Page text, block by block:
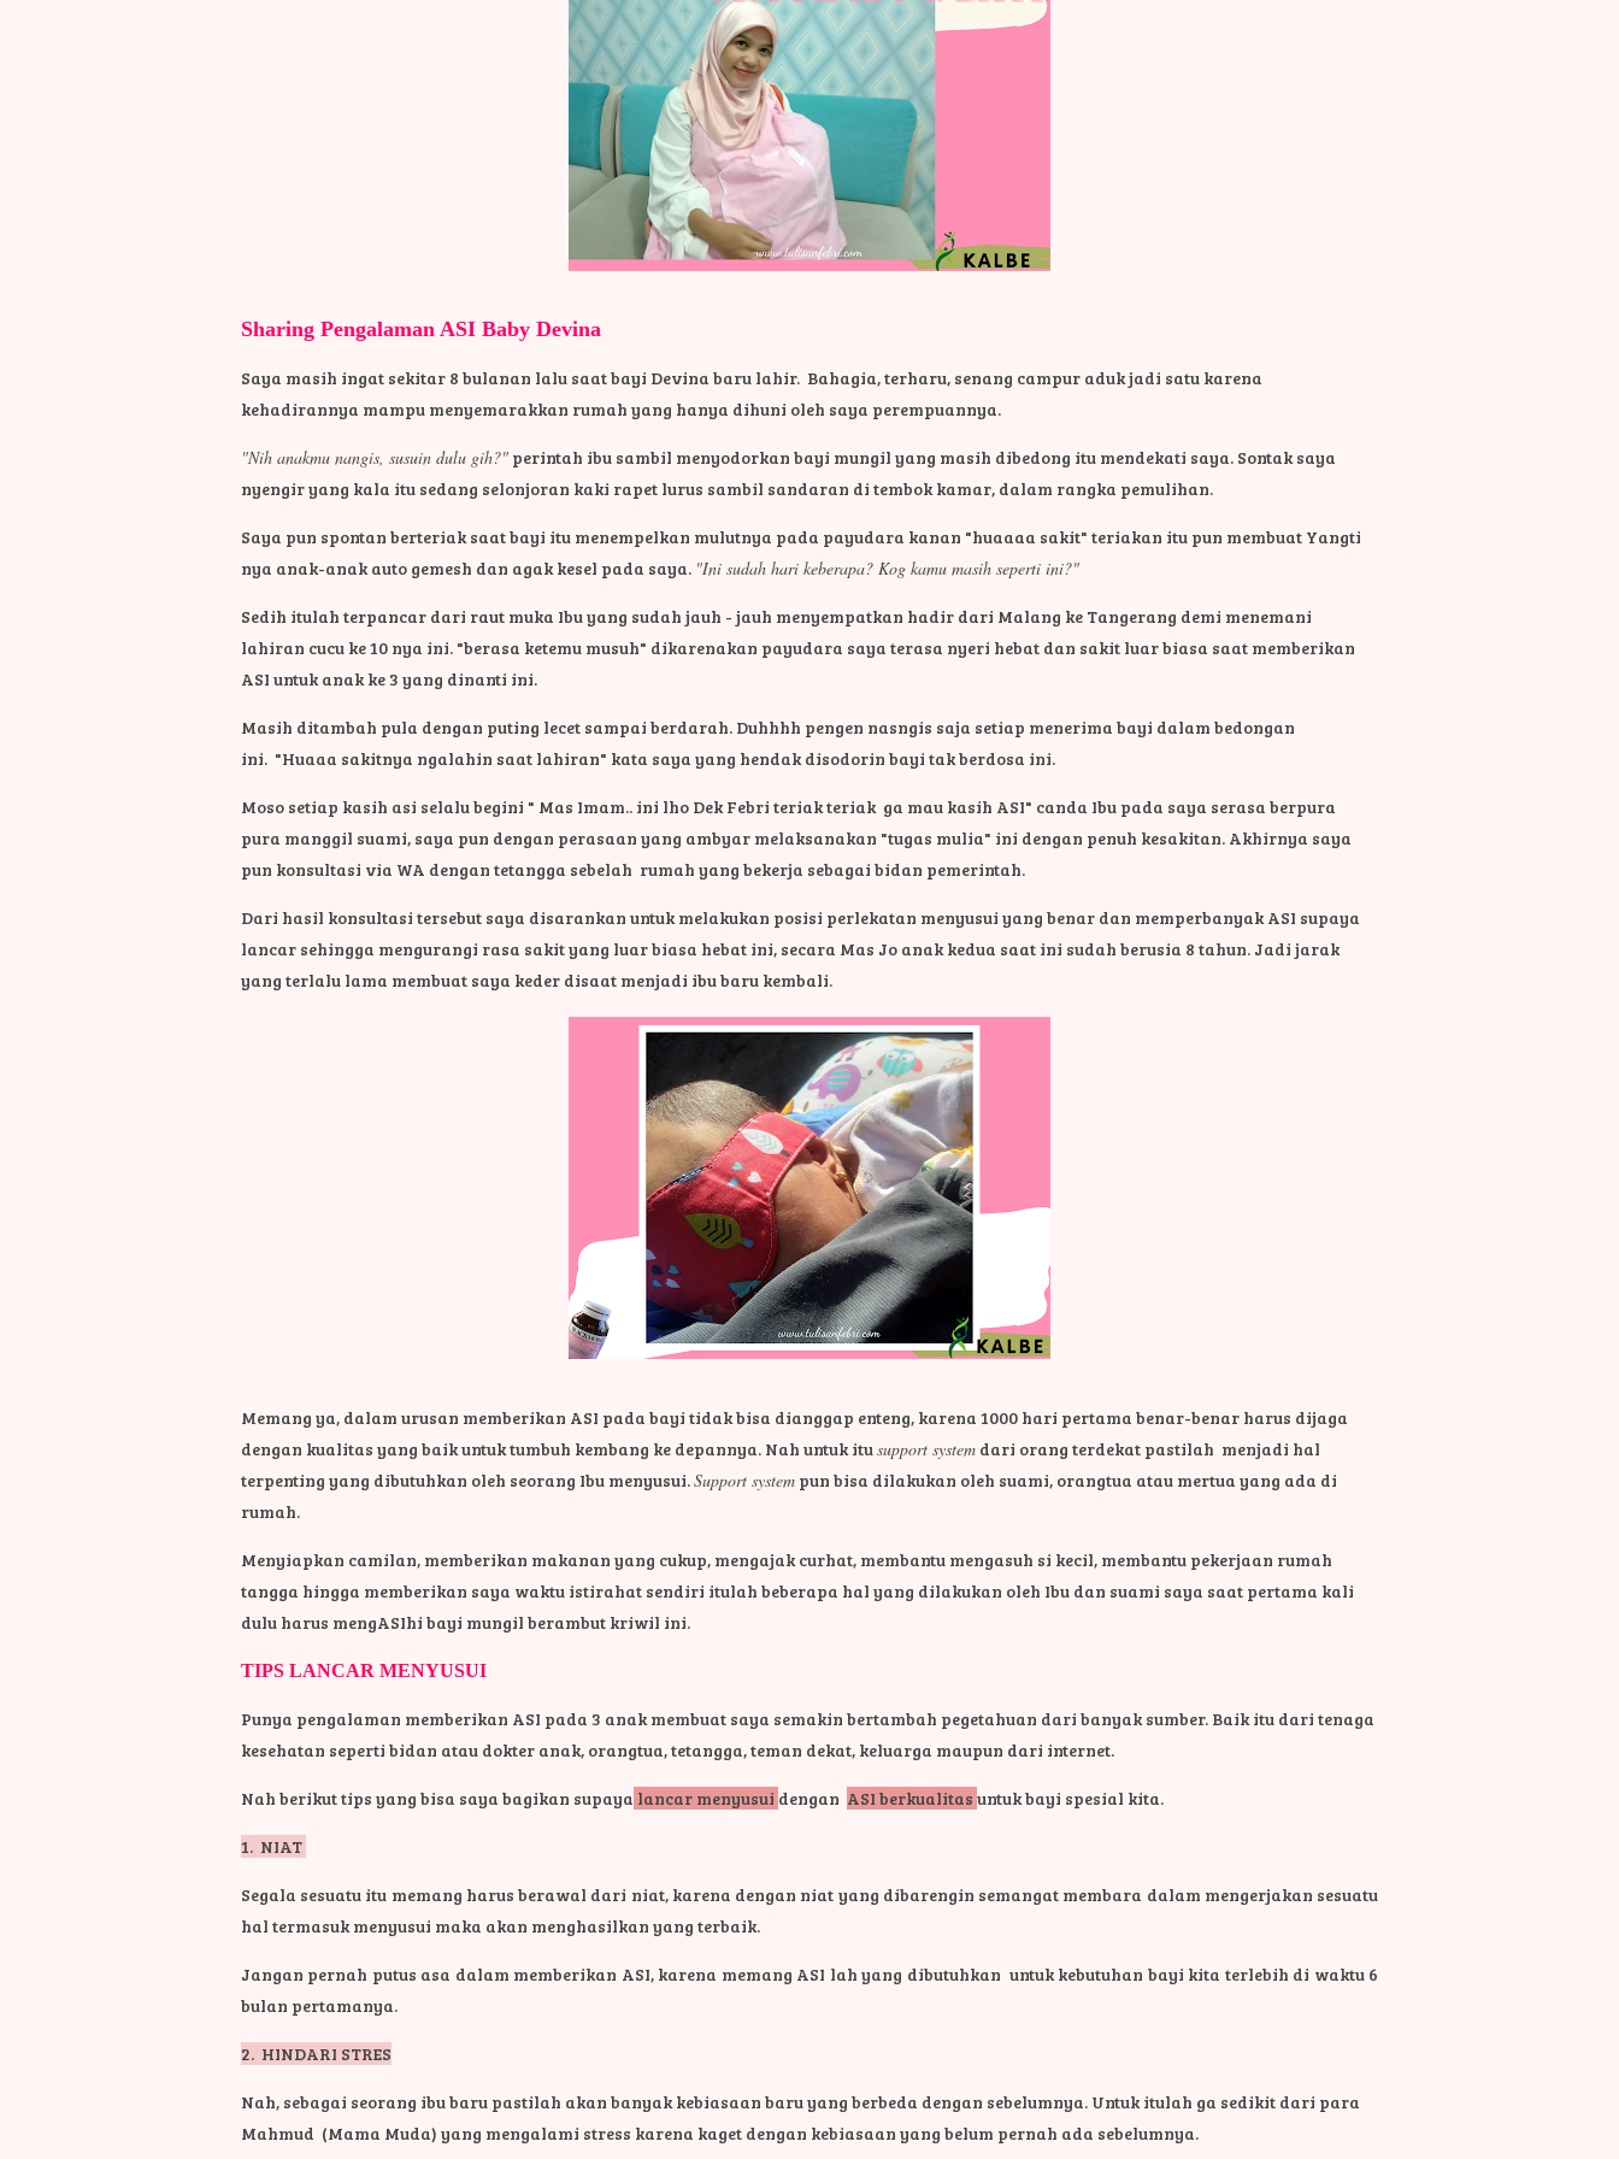
Sharing Pengalaman ASI Baby Devina
Saya masih ingat sekitar 8 bulanan lalu saat bayi Devina baru lahir. Bahagia, terharu, senang campur aduk jadi satu karena
kehadirannya mampu menyemarakkan rumah yang hanya dihuni oleh saya perempuannya.
"Nih anakmu nangis, susuin dulu gih?" perintah ibu sambil menyodorkan bayi mungil yang masih dibedong itu mendekati saya. Sontak saya
nyengir yang kala itu sedang selonjoran kaki rapet lurus sambil sandaran di tembok kamar, dalam rangka pemulihan.
Saya pun spontan berteriak saat bayi itu menempelkan mulutnya pada payudara kanan "huaaaa sakit" teriakan itu pun membuat Yangti
nya anak-anak auto gemesh dan agak kesel pada saya. "Ini sudah hari keberapa? Kog kamu masih seperti ini?"
Sedih itulah terpancar dari raut muka Ibu yang sudah jauh - jauh menyempatkan hadir dari Malang ke Tangerang demi menemani
lahiran cucu ke 10 nya ini. "berasa ketemu musuh" dikarenakan payudara saya terasa nyeri hebat dan sakit luar biasa saat memberikan
ASI untuk anak ke 3 yang dinanti ini.
Masih ditambah pula dengan puting lecet sampai berdarah. Duhhhh pengen nasngis saja setiap menerima bayi dalam bedongan
ini. "Huaaa sakitnya ngalahin saat lahiran" kata saya yang hendak disodorin bayi tak berdosa ini.
Moso setiap kasih asi selalu begini " Mas Imam.. ini lho Dek Febri teriak teriak ga mau kasih ASI" canda Ibu pada saya serasa berpura
pura manggil suami, saya pun dengan perasaan yang ambyar melaksanakan "tugas mulia" ini dengan penuh kesakitan. Akhirnya saya
pun konsultasi via WA dengan tetangga sebelah rumah yang bekerja sebagai bidan pemerintah.
Dari hasil konsultasi tersebut saya disarankan untuk melakukan posisi perlekatan menyusui yang benar dan memperbanyak ASI supaya
lancar sehingga mengurangi rasa sakit yang luar biasa hebat ini, secara Mas Jo anak kedua saat ini sudah berusia 8 tahun. Jadi jarak
yang terlalu lama membuat saya keder disaat menjadi ibu baru kembali.
Memang ya, dalam urusan memberikan ASI pada bayi tidak bisa dianggap enteng, karena 1000 hari pertama benar-benar harus dijaga
dengan kualitas yang baik untuk tumbuh kembang ke depannya. Nah untuk itusupport system dari orang terdekat pastilah menjadi hal
terpenting yang dibutuhkan oleh seorang Ibu menyusui.Support system pun bisa dilakukan oleh suami, orangtua atau mertua yang ada di
rumah.
Menyiapkan camilan, memberikan makanan yang cukup, mengajak curhat, membantu mengasuh si kecil, membantu pekerjaan rumah
tangga hingga memberikan saya waktu istirahat sendiri itulah beberapa hal yang dilakukan oleh Ibu dan suami saya saat pertama kali
dulu harus mengASIhi bayi mungil berambut kriwil ini.
TIPS LANCAR MENYUSUI
Punya pengalaman memberikan ASI pada 3 anak membuat saya semakin bertambah pegetahuan dari banyak sumber. Baik itu dari tenaga
kesehatan seperti bidan atau dokter anak, orangtua, tetangga, teman dekat, keluarga maupun dari internet.
Nah berikut tips yang bisa saya bagikan supaya lancar menyusui dengan ASI berkualitas untuk bayi spesial kita.
1. NIAT
Segala sesuatu itu memang harus berawal dari niat, karena dengan niat yang dibarengin semangat membara dalam mengerjakan sesuatu
hal termasuk menyusui maka akan menghasilkan yang terbaik.
Jangan pernah putus asa dalam memberikan ASI, karena memang ASI lah yang dibutuhkan untuk kebutuhan bayi kita terlebih di waktu 6
bulan pertamanya.
2. HINDARI STRES
Nah, sebagai seorang ibu baru pastilah akan banyak kebiasaan baru yang berbeda dengan sebelumnya. Untuk itulah ga sedikit dari para
Mahmud (Mama Muda) yang mengalami stress karena kaget dengan kebiasaan yang belum pernah ada sebelumnya.